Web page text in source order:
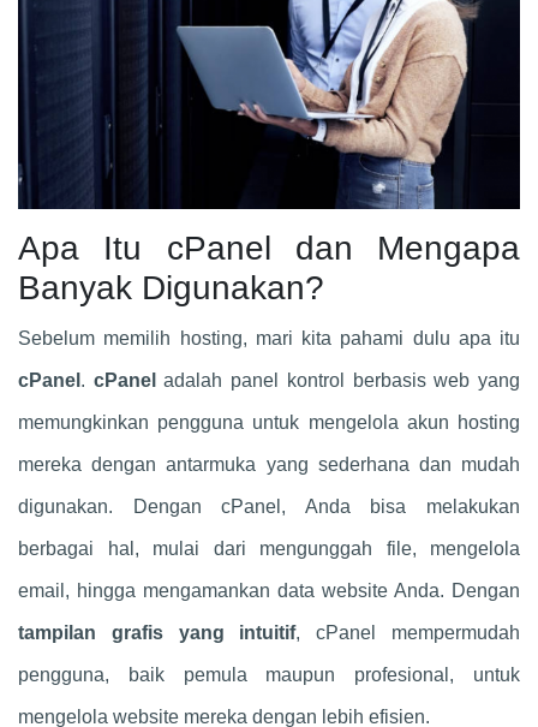
Apa Itu cPanel dan Mengapa
Banyak Digunakan?
Sebelum memilih hosting, mari kita pahami dulu apa itu
cPanel . cPanel adalah panel kontrol berbasis web yang
memungkinkan pengguna untuk mengelola akun hosting
mereka dengan antarmuka yang sederhana dan mudah
digunakan. Dengan cPanel, Anda bisa melakukan
berbagai hal, mulai dari mengunggah file, mengelola
email, hingga mengamankan data website Anda. Dengan
tampilan grafis yang intuitif, cPanel mempermudah
pengguna, baik pemula maupun profesional, untuk
mengelola website mereka dengan lebih efisien.